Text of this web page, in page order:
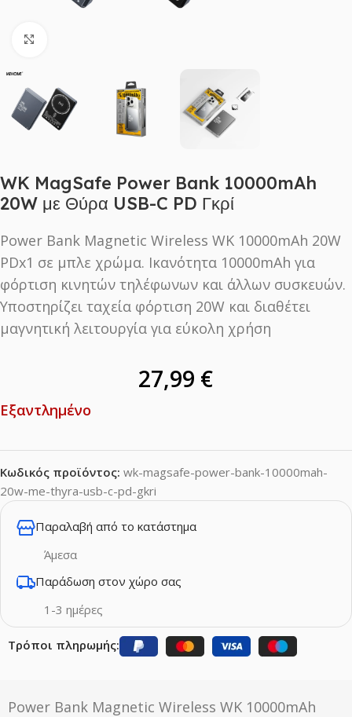
WK MagSafe Power Bank 10000mAh
20W με Θύρα USB-C PD Γκρί
Power Bank Magnetic Wireless WK 10000mAh 20W
PDx1 σε μπλε χρώμα. Ικανότητα 10000mAh για
φόρτιση κινητών τηλέφωνων και άλλων συσκευών.
Υποστηρίζει ταχεία φόρτιση 20W και διαθέτει
μαγνητική λειτουργία για εύκολη χρήση
27,99 €
Εξαντλημένο
Κωδικός προϊόντος: wk-magsafe-power-bank-10000mah-
20w-me-thyra-usb-c-pd-gkri
Παραλαβή από το κατάστημα
Άμεσα
Παράδωση στον χώρο σας
1-3 ημέρες
Τρόποι πληρωμής:
Power Bank Magnetic Wireless WK 10000mAh